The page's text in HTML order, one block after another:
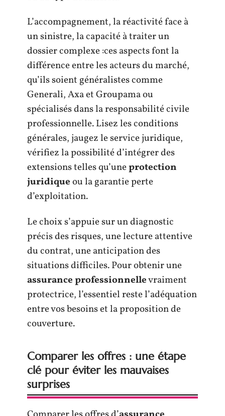
L’accompagnement, la réactivité face à
un sinistre, la capacité à traiter un
dossier complexe :ces aspects font la
différence entre les acteurs du marché,
qu’ils soient généralistes comme
Generali, Axa et Groupama ou
spécialisés dans la responsabilité civile
professionnelle. Lisez les conditions
générales, jaugez le service juridique,
vérifiez la possibilité d’intégrer des
extensions telles qu’uneprotection
juridiqueou la garantie perte
d’exploitation.
Le choix s’appuie sur un diagnostic
précis des risques, une lecture attentive
du contrat, une anticipation des
situations difficiles. Pour obtenir une
assurance professionnellevraiment
protectrice, l’essentiel reste l’adéquation
entre vos besoins et la proposition de
couverture.
Comparer les offres : une étape
clé pour éviter les mauvaises
surprises